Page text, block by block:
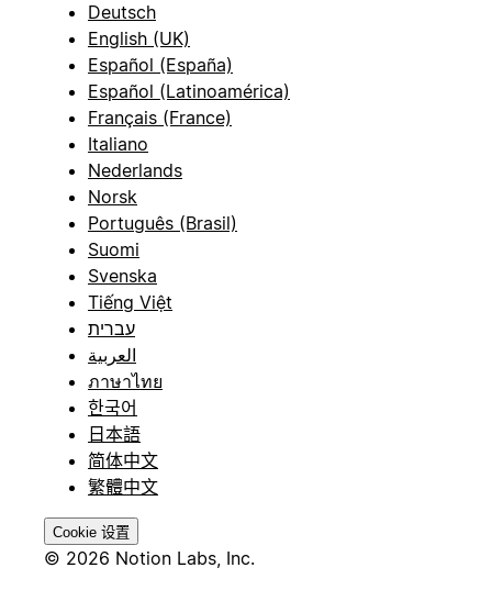
Deutsch
English (UK)
Español (España)
Español (Latinoamérica)
Français (France)
Italiano
Nederlands
Norsk
Português (Brasil)
Suomi
Svenska
Tiếng Việt
עברית
العربية
ภาษาไทย
한국어
日本語
简体中文
繁體中文
Cookie 设置
© 2026 Notion Labs, Inc.